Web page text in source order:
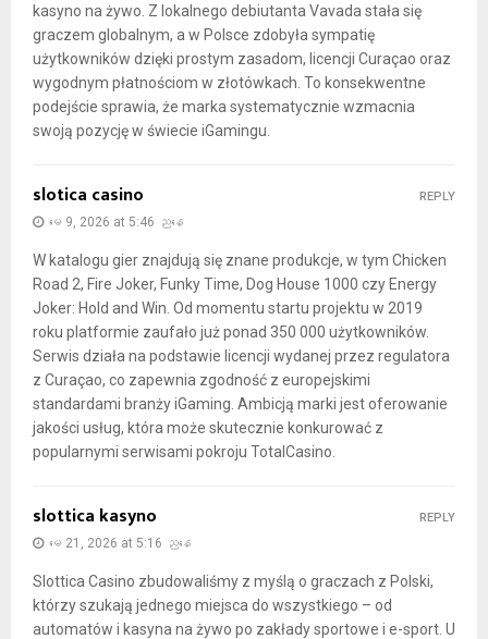
kasyno na żywo. Z lokalnego debiutanta Vavada stała się
graczem globalnym, a w Polsce zdobyła sympatię
użytkowników dzięki prostym zasadom, licencji Curaçao oraz
wygodnym płatnościom w złotówkach. To konsekwentne
podejście sprawia, że marka systematycznie wzmacnia
swoją pozycję w świecie iGamingu.
slotica casino
မေ 9, 2026 at 5:46 ညနေ
W katalogu gier znajdują się znane produkcje, w tym Chicken
Road 2, Fire Joker, Funky Time, Dog House 1000 czy Energy
Joker: Hold and Win. Od momentu startu projektu w 2019
roku platformie zaufało już ponad 350 000 użytkowników.
Serwis działa na podstawie licencji wydanej przez regulatora
z Curaçao, co zapewnia zgodność z europejskimi
standardami branży iGaming. Ambicją marki jest oferowanie
jakości usług, która może skutecznie konkurować z
popularnymi serwisami pokroju TotalCasino.
REPLY
slottica kasyno
မေ 21, 2026 at 5:16 ညနေ
Slottica Casino zbudowaliśmy z myślą o graczach z Polski,
którzy szukają jednego miejsca do wszystkiego – od
automatów i kasyna na żywo po zakłady sportowe i e-sport. U
REPLY